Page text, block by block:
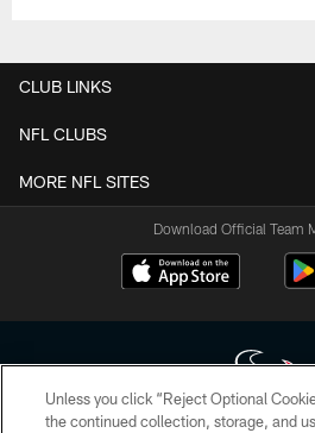
CLUB LINKS
NFL CLUBS
MORE NFL SITES
Download Official Team
Unless you click “Reject Optional
the continued collection, storage, and